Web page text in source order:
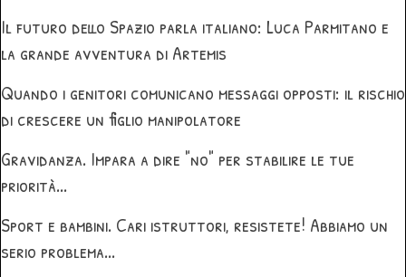
Il futuro dello Spazio parla italiano: Luca Parmitano e
la grande avventura di Artemis
Quando i genitori comunicano messaggi opposti: il rischio
di crescere un figlio manipolatore
Gravidanza. Impara a dire "no" per stabilire le tue
priorità...
Sport e bambini. Cari istruttori, resistete! Abbiamo un
serio problema...